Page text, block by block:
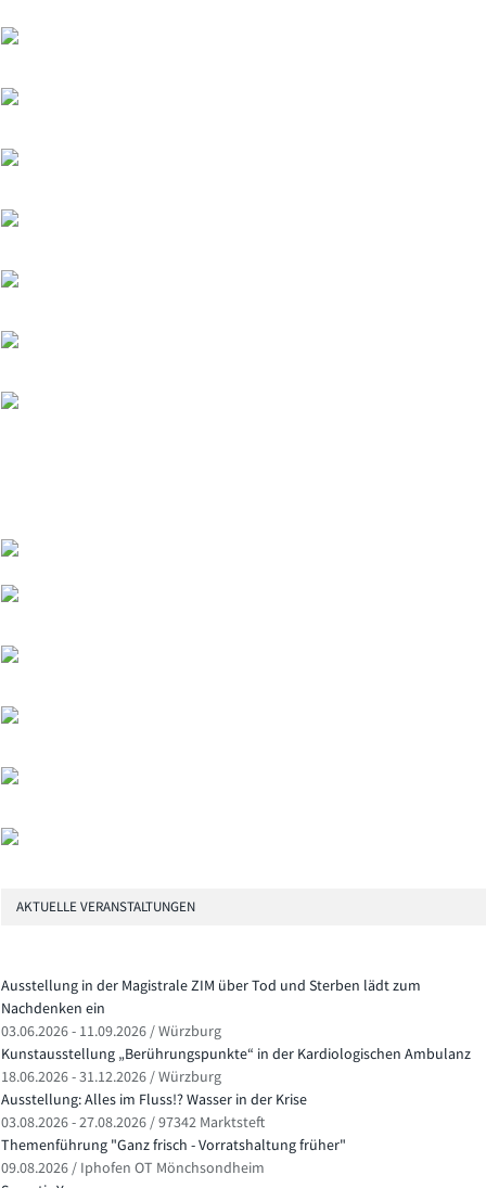
AKTUELLE VERANSTALTUNGEN
Ausstellung in der Magistrale ZIM über Tod und Sterben lädt zum
Nachdenken ein
03.06.2026 - 11.09.2026 / Würzburg
Kunstausstellung „Berührungspunkte“ in der Kardiologischen Ambulanz
18.06.2026 - 31.12.2026 / Würzburg
Ausstellung: Alles im Fluss!? Wasser in der Krise
03.08.2026 - 27.08.2026 / 97342 Marktsteft
Themenführung "Ganz frisch - Vorratshaltung früher"
09.08.2026 / Iphofen OT Mönchsondheim